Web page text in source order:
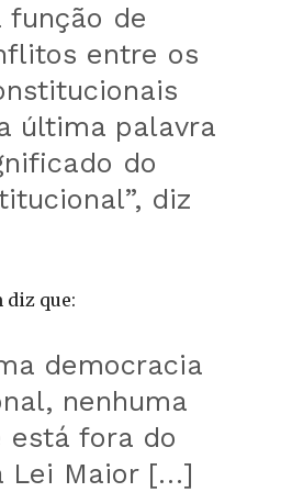
função de
entre os
última palavra
do
diz
diz que:
democracia
nenhuma
está fora do
Lei Maior […]